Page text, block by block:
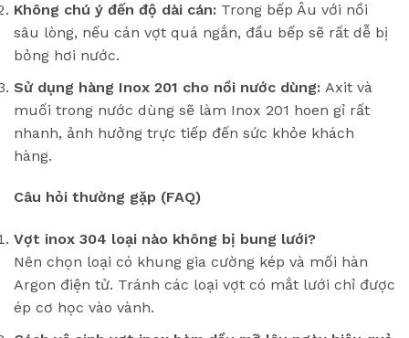
Không chú ý đến độ dài cán: Trong bếp Âu với nồi
sâu lòng, nếu cán vợt quá ngắn, đầu bếp sẽ rất dễ bị
bỏng hơi nước.
Sử dụng hàng Inox 201 cho nồi nước dùng: Axit và
muối trong nước dùng sẽ làm Inox 201 hoen gỉ rất
nhanh, ảnh hưởng trực tiếp đến sức khỏe khách
hàng.
Câu hỏi thường gặp (FAQ)
Vợt inox 304 loại nào không bị bung lưới?
Nên chọn loại có khung gia cường kép và mối hàn
Argon điện tử. Tránh các loại vợt có mắt lưới chỉ được
ép cơ học vào vành.